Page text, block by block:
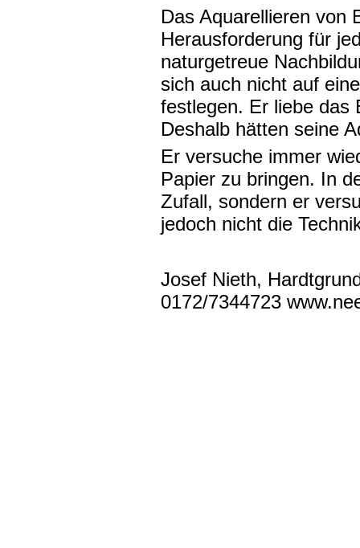
Das Aquarellieren von
Herausforderung für
naturgetreue
sich auch nicht auf
festlegen. Er liebe das
Deshalb hätten seine
Er versuche immer
Papier zu bringen. In
Zufall, sondern er
jedoch nicht die
Josef Nieth,
0172/7344723